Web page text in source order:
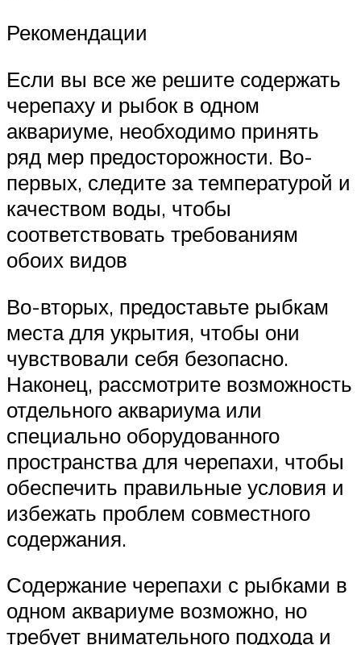
Рекомендации
Если вы все же решите содержать
черепаху и рыбок в одном
аквариуме, необходимо принять
ряд мер предосторожности. Во-
первых, следите за температурой и
качеством воды, чтобы
соответствовать требованиям
обоих видов
Во-вторых, предоставьте рыбкам
места для укрытия, чтобы они
чувствовали себя безопасно.
Наконец, рассмотрите возможность
отдельного аквариума или
специально оборудованного
пространства для черепахи, чтобы
обеспечить правильные условия и
избежать проблем совместного
содержания.
Содержание черепахи с рыбками в
одном аквариуме возможно, но
требует внимательного подхода и